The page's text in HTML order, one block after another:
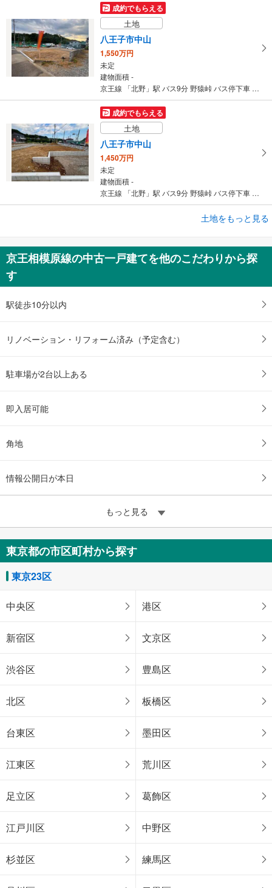
成約でもらえる
土地
八王子市中山
1,550万円
未定
建物面積 -
京王線 「北野」駅 バス9分 野猿峠 バス停下車 徒歩15分
成約でもらえる
土地
八王子市中山
1,450万円
未定
建物面積 -
京王線 「北野」駅 バス9分 野猿峠 バス停下車 徒歩15分
町田市上小山田町
1,980万円
建物面積 -
土地をもっと見る
京王相模原線の中古一戸建てを他のこだわりから探
す
駅徒歩10分以内
リノベーション・リフォーム済み（予定含む）
駐車場が2台以上ある
即入居可能
角地
情報公開日が本日
もっと見る
東京都の市区町村から探す
東京23区
中央区 港区
新宿区 文京区
渋谷区 豊島区
北区 板橋区
台東区 墨田区
江東区 荒川区
足立区 葛飾区
江戸川区 中野区
杉並区 練馬区